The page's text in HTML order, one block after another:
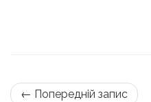
← Попередній запис